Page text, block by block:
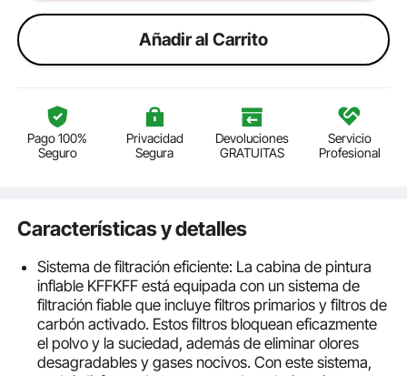
Añadir al Carrito
Pago 100%
Seguro
Privacidad
Segura
Devoluciones
GRATUITAS
Servicio
Profesional
Características y detalles
Sistema de filtración eficiente: La cabina de pintura
inflable KFFKFF está equipada con un sistema de
filtración fiable que incluye filtros primarios y filtros de
carbón activado. Estos filtros bloquean eficazmente
el polvo y la suciedad, además de eliminar olores
desagradables y gases nocivos. Con este sistema,